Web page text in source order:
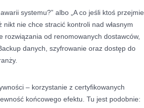
systemu?” albo „A co jeśli ktoś przejmie
nie chce stracić kontroli nad własnym
od renomowanych dostawców,
danych, szyfrowanie oraz dostęp do
– korzystanie z certyfikowanych
końcowego efektu. Tu jest podobnie: